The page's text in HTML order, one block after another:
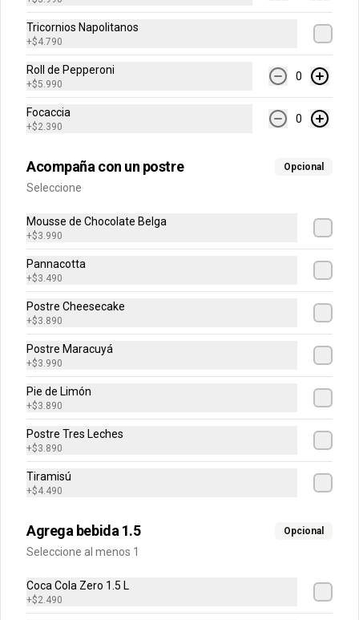
Palitos de Queso
Exquisito pan con un toque de cebolla
-11% Roll Pepperoni
mantequilla acompañado de nuestra
Tricornios Napolitanos
+$4.790
Roll de Pepperoni
+$5.990
0
Focaccia
+$2.390
0
Acompaña con un postre Opcional
Seleccione
Mousse de Chocolate Belga
+$3.990
Pannacotta
+$3.490
Postre Cheesecake
+$3.890
Postre Maracuyá
+$3.990
Pie de Limón
+$3.890
Postre Tres Leches
+$3.890
Tiramisú
+$4.490
Agrega bebida 1.5 Opcional
Seleccione al menos 1
Coca Cola Zero 1.5 L
+$2.490